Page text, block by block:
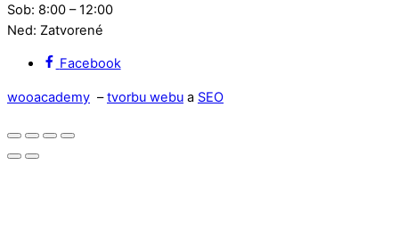
Sob: 8:00 – 12:00
Ned: Zatvorené
Facebook
wooacademy –tvorbu webu a SEO